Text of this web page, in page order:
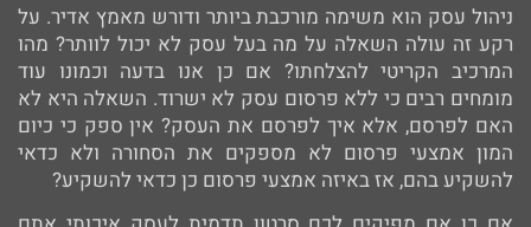
ניהול עסק הוא משימה מורכבת ביותר ודורש מאמץ אדיר. על
רקע זה עולה השאלה על מה בעל עסק לא יכול לוותר? מהו
המרכיב הקריטי להצלחתו? אם כן אנו בדעה וכמונו עוד
מומחים רבים כי ללא פרסום עסק לא ישרוד. השאלה היא לא
האם לפרסם, אלא איך לפרסם את העסק? אין ספק כי כיום
המון אמצעי פרסום לא מספקים את הסחורה ולא כדאי
להשקיע בהם, אז באיזה אמצעי פרסום כן כדאי להשקיע?